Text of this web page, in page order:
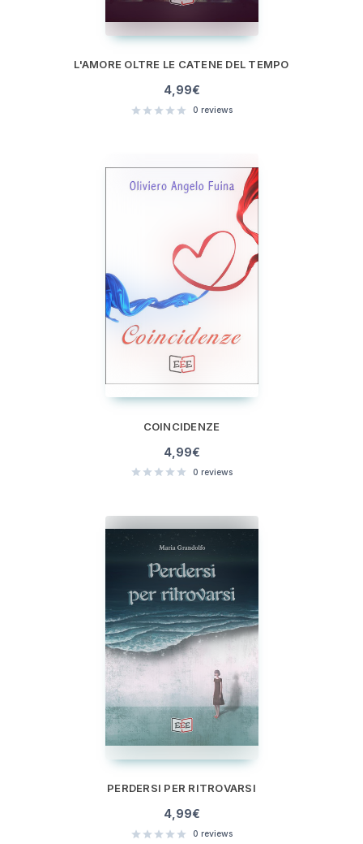
L'AMORE OLTRE LE CATENE DEL TEMPO
4,99€
0 reviews
COINCIDENZE
4,99€
0 reviews
PERDERSI PER RITROVARSI
4,99€
0 reviews